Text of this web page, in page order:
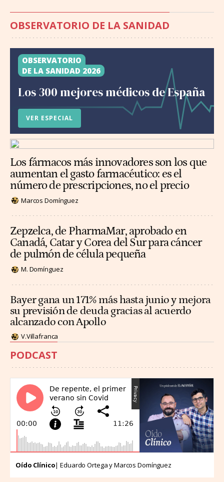
OBSERVATORIO DE LA SANIDAD
OBSERVATORIO
DE LA SANIDAD 2026
Los 300 mejores médicos de España
VER ESPECIAL
Los fármacos más innovadores son los que
aumentan el gasto farmacéutico: es el
número de prescripciones, no el precio
Marcos Domínguez
Zepzelca, de PharmaMar, aprobado en
Canadá, Catar y Corea del Sur para cáncer
de pulmón de célula pequeña
M. Domínguez
Bayer gana un 171% más hasta junio y mejora
su previsión de deuda gracias al acuerdo
alcanzado con Apollo
V.Villafranca
PODCAST
Oído Clínico| Eduardo Ortega y Marcos Domínguez